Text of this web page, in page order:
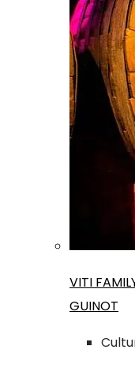
VITI
GUINOT